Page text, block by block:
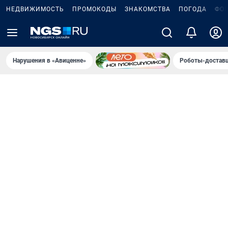
НЕДВИЖИМОСТЬ ПРОМОКОДЫ ЗНАКОМСТВА ПОГОДА
Нарушения в «Авиценне» Роботы-